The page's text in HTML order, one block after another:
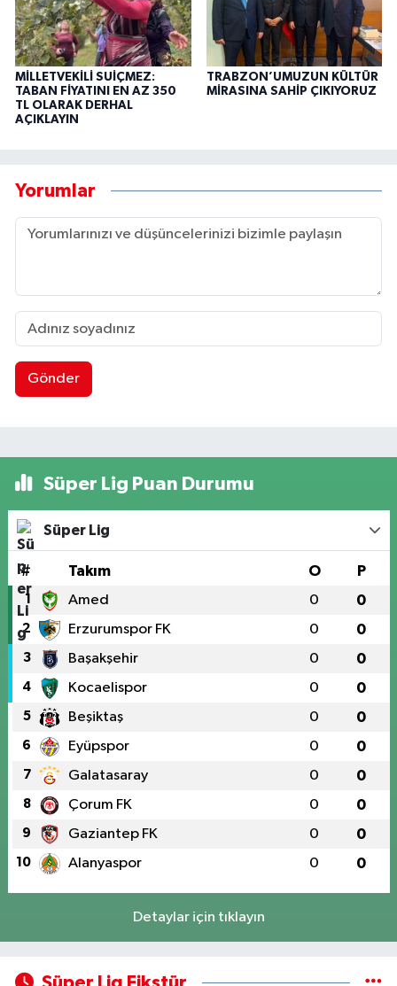
MİLLETVEKİLİ SUİÇMEZ:
TABAN FİYATINI EN AZ 350
TL OLARAK DERHAL
AÇIKLAYIN
TRABZON’UMUZUN KÜLTÜR
MİRASINA SAHİP ÇIKIYORUZ
Yorumlar
Gönder
Süper Lig Puan Durumu
Süper Lig
# Takım O P
1 Amed 0 0
2 Erzurumspor FK 0 0
3 Başakşehir 0 0
4 Kocaelispor 0 0
5 Beşiktaş 0 0
6 Eyüpspor 0 0
7 Galatasaray 0 0
8 Çorum FK 0 0
9 Gaziantep FK 0 0
10 Alanyaspor 0 0
Detaylar için tıklayın